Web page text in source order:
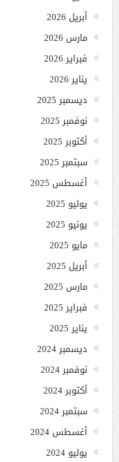
أبريل 2026
مارس 2026
فبراير 2026
يناير 2026
ديسمبر 2025
نوفمبر 2025
أكتوبر 2025
سبتمبر 2025
أغسطس 2025
يوليو 2025
يونيو 2025
مايو 2025
أبريل 2025
مارس 2025
فبراير 2025
يناير 2025
ديسمبر 2024
نوفمبر 2024
أكتوبر 2024
سبتمبر 2024
أغسطس 2024
يوليو 2024